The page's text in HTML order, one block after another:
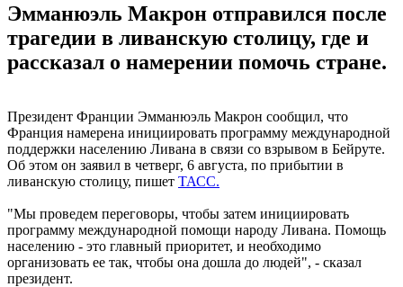
Эмманюэль Макрон отправился после
трагедии в ливанскую столицу, где и
рассказал о намерении помочь стране.
Президент Франции Эмманюэль Макрон сообщил, что
Франция намерена инициировать программу международной
поддержки населению Ливана в связи со взрывом в Бейруте.
Об этом он заявил в четверг, 6 августа, по прибытии в
ливанскую столицу, пишет ТАСС.
"Мы проведем переговоры, чтобы затем инициировать
программу международной помощи народу Ливана. Помощь
населению - это главный приоритет, и необходимо
организовать ее так, чтобы она дошла до людей", - сказал
президент.